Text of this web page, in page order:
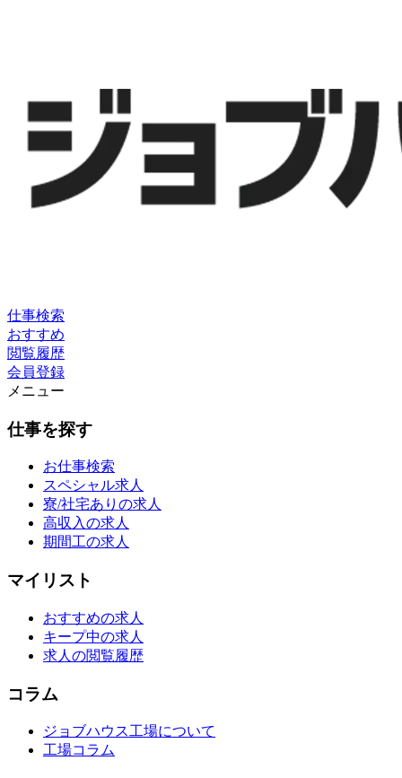
仕事検索
おすすめ
閲覧履歴
会員登録
メニュー
仕事を探す
お仕事検索
スペシャル求人
寮/社宅ありの求人
高収入の求人
期間工の求人
マイリスト
おすすめの求人
キープ中の求人
求人の閲覧履歴
コラム
ジョブハウス工場について
工場コラム